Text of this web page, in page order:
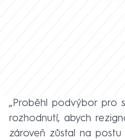
„Proběhl podvýbor pro
rozhodnutí, abych
zároveň zůstal na